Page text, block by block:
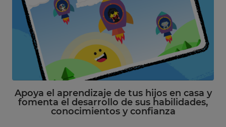
Apoya el aprendizaje de tus hijos en casa y
fomenta el desarrollo de sus habilidades,
conocimientos y confianza